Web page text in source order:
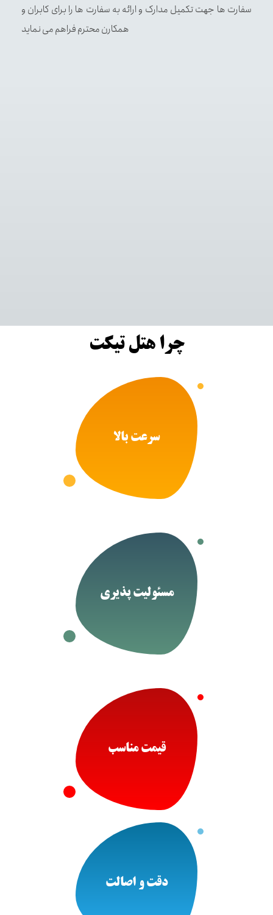
سفارت ها جهت تکمیل مدارک و ارائه به سفارت ها را برای کابران و
همکارن محترم فراهم می نماید
چرا هتل تیکت
سرعت بالا
مسئولیت پذیری
قیمت مناسب
دقت و اصالت